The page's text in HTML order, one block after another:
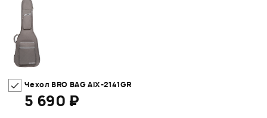
Чехол BRO BAG AIX-2141GR
5 690 ₽